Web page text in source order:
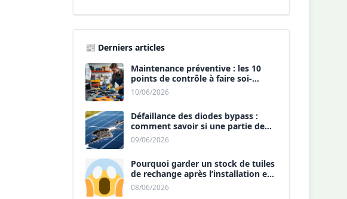
📰 Derniers articles
Maintenance préventive : les 10
points de contrôle à faire soi-
même chaque année.
10/06/2026
Défaillance des diodes bypass :
comment savoir si une partie de
votre panneau est morte ?
09/06/2026
Pourquoi garder un stock de tuiles
de rechange après l’installation est
une sécurité ?
08/06/2026